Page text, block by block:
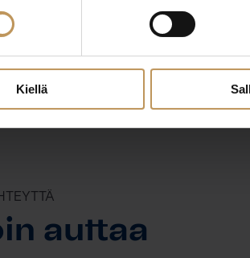
Kiellä
Ota yhteyttä
auttaa